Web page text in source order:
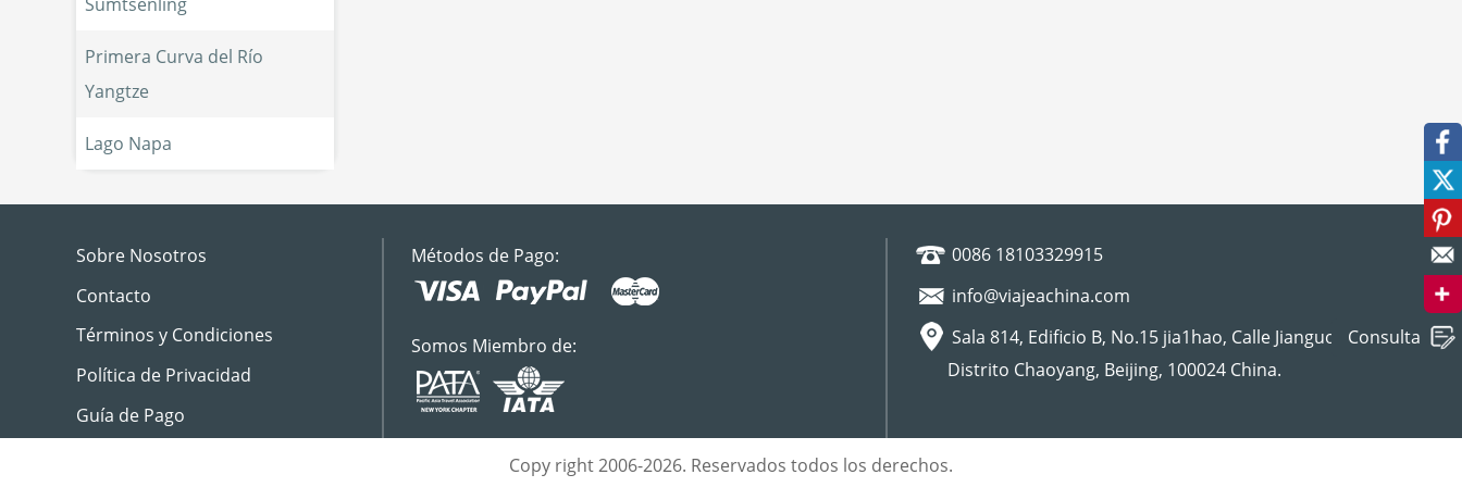
Primera Curva del Río
Yangtze
Lago Napa
Sobre Nosotros
Contacto
Términos y Condiciones
Política de Privacidad
Guía de Pago
Métodos de Pago:
Somos Miembro de:
0086 18103329915
info@viajeachina.com
Sala 814, Edificio B, No.15 jia1hao, Calle Jianguo,
Distrito Chaoyang, Beijing, 100024 China.
Copy right 2006-2026. Reservados todos los derechos.
Consulta